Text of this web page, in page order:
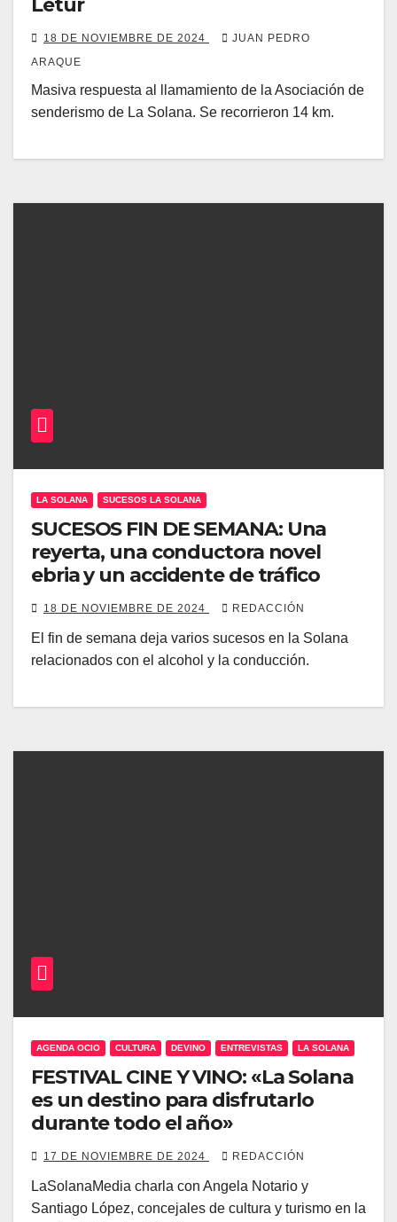
Letur
18 DE NOVIEMBRE DE 2024
JUAN PEDRO
ARAQUE
Masiva respuesta al llamamiento de la Asociación de
senderismo de La Solana. Se recorrieron 14 km.
LA SOLANA SUCESOS LA SOLANA
SUCESOS FIN DE SEMANA: Una
reyerta, una conductora novel
ebria y un accidente de tráfico
18 DE NOVIEMBRE DE 2024 REDACCIÓN
El fin de semana deja varios sucesos en la Solana
relacionados con el alcohol y la conducción.
AGENDA OCIO CULTURA DEVINO ENTREVISTAS LA SOLANA
FESTIVAL CINE Y VINO: «La Solana
es un destino para disfrutarlo
durante todo el año»
17 DE NOVIEMBRE DE 2024 REDACCIÓN
LaSolanaMedia charla con Angela Notario y
Santiago López, concejales de cultura y turismo en la